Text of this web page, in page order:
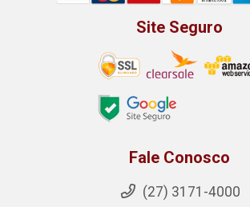
Site Seguro
Fale Conosco
(27) 3171-4000